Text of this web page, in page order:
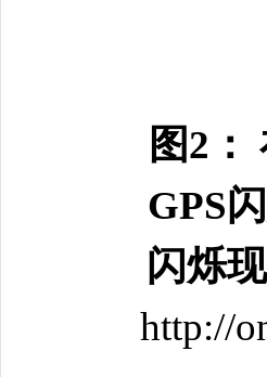
图2
GPS
闪烁
http://